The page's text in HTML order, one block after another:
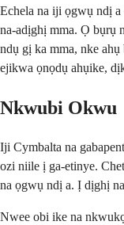
Echela na iji ọgwụ ndị a
na-adịghị mma. Ọ bụrụ
ndụ gị ka mma, nke
ejikwa ọnọdụ ahụike,
Nkwubi Okwu
Iji Cymbalta na
ozi niile ị ga-etinye.
na ọgwụ ndị a. Ị dịghị
Nwee obi ike na